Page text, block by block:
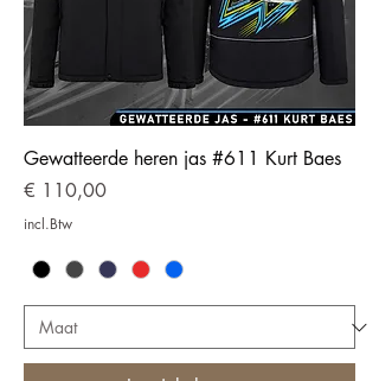
Gewatteerde heren jas #611 Kurt Baes
Prijs
€ 110,00
incl.Btw